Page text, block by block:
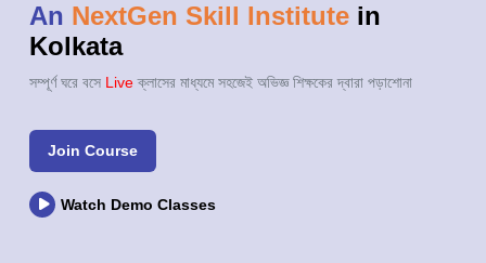
An NextGen Skill Institute in
Kolkata
সম্পূর্ণ ঘরে বসে Liveক্লাসের মাধ্যমে সহজেই অভিজ্ঞ শিক্ষকের দ্বারা পড়াশোনা
Join Course
Watch Demo Classes